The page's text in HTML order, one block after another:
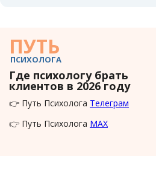
ПУТЬ
ПСИХОЛОГА
Где психологу брать
клиентов в 2026 году
👉 Путь Психолога Телеграм
👉 Путь Психолога MAX